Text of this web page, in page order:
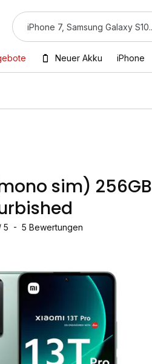
Neuer Akku iPhone
sim) 256GB
5 - 5 Bewertungen